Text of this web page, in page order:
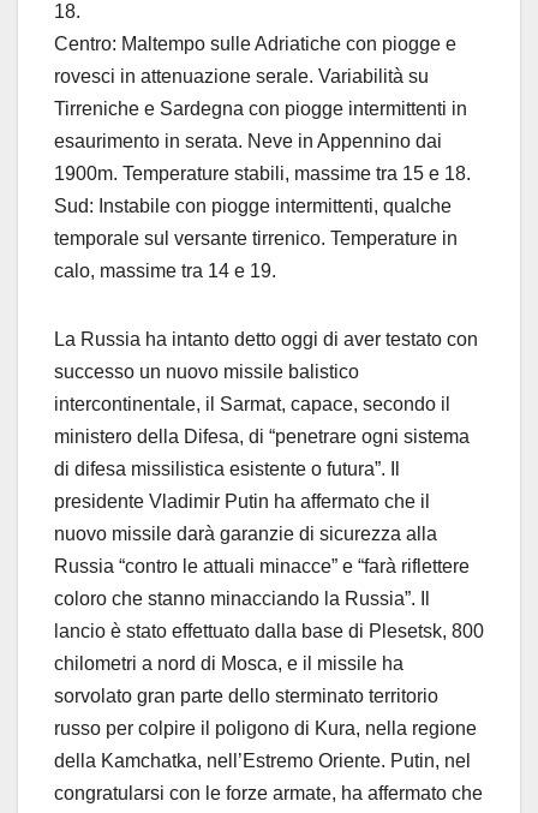
18.
Centro: Maltempo sulle Adriatiche con piogge e
rovesci in attenuazione serale. Variabilità su
Tirreniche e Sardegna con piogge intermittenti in
esaurimento in serata. Neve in Appennino dai
1900m. Temperature stabili, massime tra 15 e 18.
Sud: Instabile con piogge intermittenti, qualche
temporale sul versante tirrenico. Temperature in
calo, massime tra 14 e 19.
La Russia ha intanto detto oggi di aver testato con
successo un nuovo missile balistico
intercontinentale, il Sarmat, capace, secondo il
ministero della Difesa, di “penetrare ogni sistema
di difesa missilistica esistente o futura”. Il
presidente Vladimir Putin ha affermato che il
nuovo missile darà garanzie di sicurezza alla
Russia “contro le attuali minacce” e “farà riflettere
coloro che stanno minacciando la Russia”. Il
lancio è stato effettuato dalla base di Plesetsk, 800
chilometri a nord di Mosca, e il missile ha
sorvolato gran parte dello sterminato territorio
russo per colpire il poligono di Kura, nella regione
della Kamchatka, nell’Estremo Oriente. Putin, nel
congratularsi con le forze armate, ha affermato che